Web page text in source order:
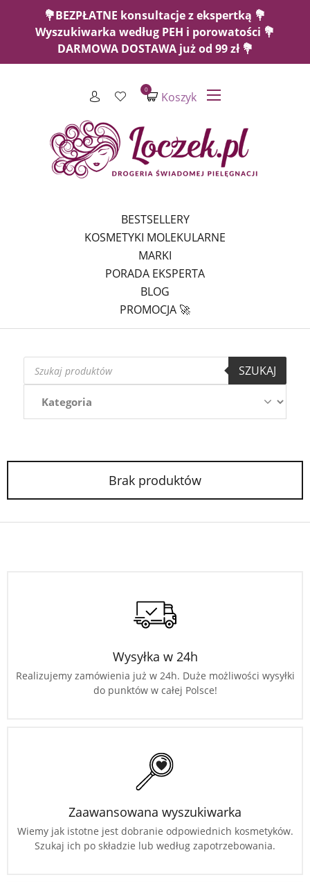
💐BEZPŁATNE konsultacje z ekspertką 💐
Wyszukiwarka według PEH i porowatości 💐
DARMOWA DOSTAWA już od 99 zł 💐
Koszyk
0
BESTSELLERY
KOSMETYKI MOLEKULARNE
MARKI
PORADA EKSPERTA
BLOG
PROMOCJA 🚀
Wyszukiwarka
produktów
SZUKAJ
Brak produktów
Wysyłka w 24h
Realizujemy zamówienia już w 24h. Duże możliwości wysyłki
do punktów w całej Polsce!
Zaawansowana wyszukiwarka
Wiemy jak istotne jest dobranie odpowiednich kosmetyków.
Szukaj ich po składzie lub według zapotrzebowania.